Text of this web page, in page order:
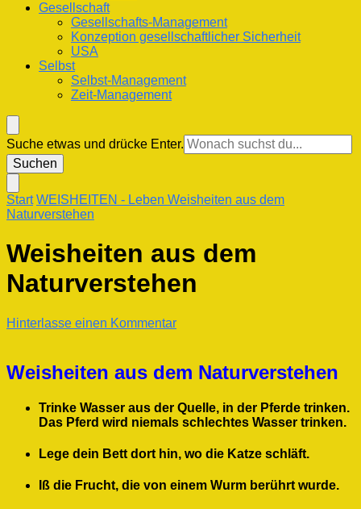
Gesellschaft
Gesellschafts-Management
Konzeption gesellschaftlicher Sicherheit
USA
Selbst
Selbst-Management
Zeit-Management
Suchst
du
nach
Suche etwas und drücke Enter.
Start WEISHEITEN - Leben Weisheiten aus dem
Naturverstehen
Weisheiten aus dem
Naturverstehen
Hinterlasse einen Kommentarzu
dem
Naturverstehen
Weisheiten aus dem Naturverstehen
Trinke Wasser aus der Quelle, in der Pferde trinken.
Das Pferd wird niemals schlechtes Wasser trinken.
Lege dein Bett dort hin, wo die Katze schläft.
Iß die Frucht, die von einem Wurm berührt wurde.